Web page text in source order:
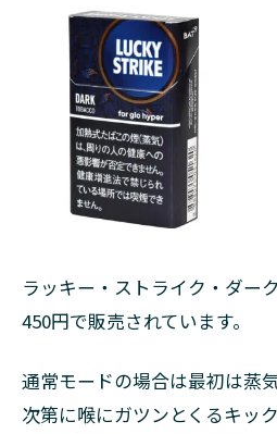
まと
ラッキー・ストライク・ダー
450円で販売されています。
通常モードの場合は最初は蒸
次第に喉にガツンとくるキッ